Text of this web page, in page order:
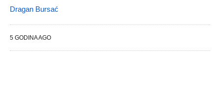
Dragan Bursać
5 GODINA AGO